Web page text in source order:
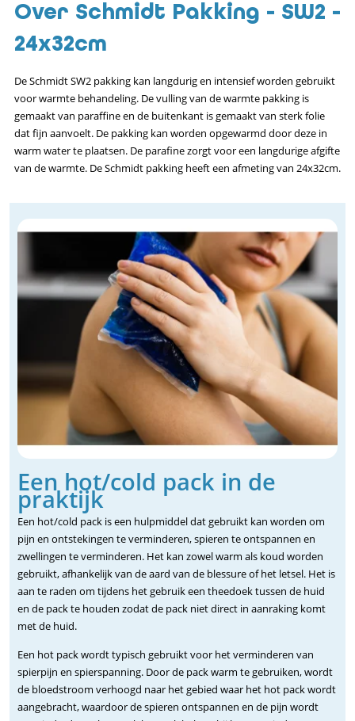
Over Schmidt Pakking - SW2 -
24x32cm
De Schmidt SW2 pakking kan langdurig en intensief worden gebruikt
voor warmte behandeling. De vulling van de warmte pakking is
gemaakt van paraffine en de buitenkant is gemaakt van sterk folie
dat fijn aanvoelt. De pakking kan worden opgewarmd door deze in
warm water te plaatsen. De parafine zorgt voor een langdurige afgifte
van de warmte. De Schmidt pakking heeft een afmeting van 24x32cm.
Een hot/cold pack in de
praktijk
Een hot/cold pack is een hulpmiddel dat gebruikt kan worden om
pijn en ontstekingen te verminderen, spieren te ontspannen en
zwellingen te verminderen. Het kan zowel warm als koud worden
gebruikt, afhankelijk van de aard van de blessure of het letsel. Het is
aan te raden om tijdens het gebruik een theedoek tussen de huid
en de pack te houden zodat de pack niet direct in aanraking komt
met de huid.
Een hot pack wordt typisch gebruikt voor het verminderen van
spierpijn en spierspanning. Door de pack warm te gebruiken, wordt
de bloedstroom verhoogd naar het gebied waar het hot pack wordt
aangebracht, waardoor de spieren ontspannen en de pijn wordt